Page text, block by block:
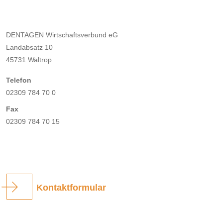
DENTAGEN Wirtschaftsverbund eG
Landabsatz 10
45731 Waltrop
Telefon
02309 784 70 0
Fax
02309 784 70 15
Kontaktformular